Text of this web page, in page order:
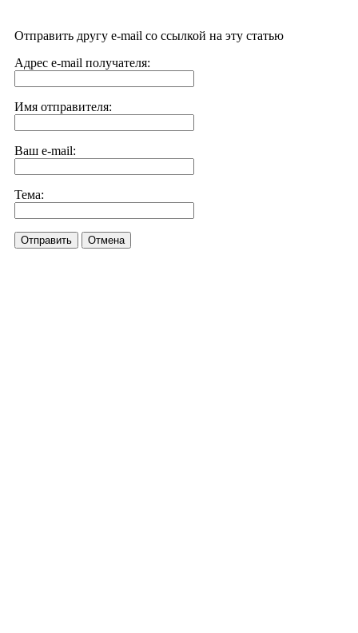
Отправить другу e-mail со ссылкой на эту статью
Адрес e-mail получателя:
Имя отправителя:
Ваш e-mail:
Тема:
Отправить Отмена